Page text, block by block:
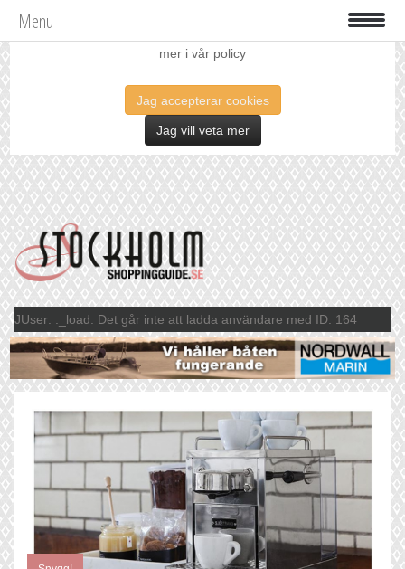
Vi använder oss av cookies för att förbättra din upplevelse. Läs
mer i vår policy
Jag accepterar cookies
Jag vill veta mer
Menu
JUser: :_load: Det går inte att ladda användare med ID: 164